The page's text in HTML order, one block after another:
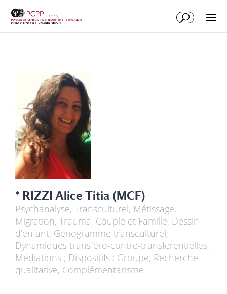
* RIZZI Alice Titia (MCF)
Psychanalyse, Transculturel, Métissage,
Migration, Trauma, Couple et Famille, Dessin
d’enfant, Génogramme transculturel,
Dynamiques transféro-contre-transferentielles,
Médiations ; Dispositifs ; Groupe, Recherche
qualitative, Complémentarisme